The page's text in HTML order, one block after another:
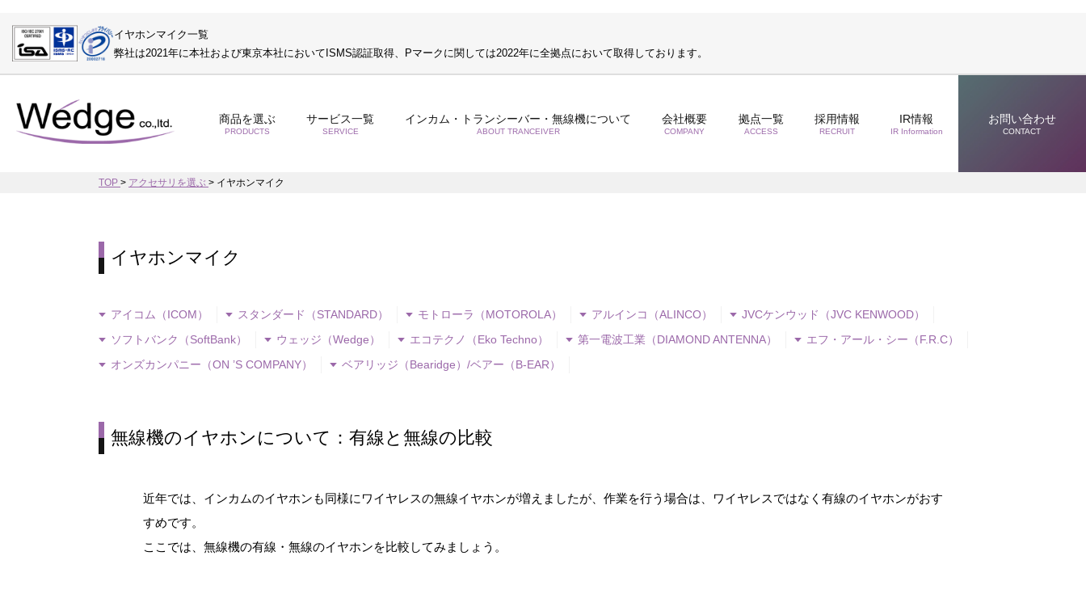
イヤホンマイク一覧
弊社は2021年に本社および東京本社においてISMS認証取得、Pマークに関しては2022年に全拠点において取得しております。
商品を選ぶ
PRODUCTS
サービス一覧
SERVICE
インカム・トランシーバー・無線機について
ABOUT TRANCEIVER
会社概要
COMPANY
拠点一覧
ACCESS
採用情報
RECRUIT
IR情報
IR Information
お問い合わせ
CONTACT
TOP > アクセサリを選ぶ > イヤホンマイク
イヤホンマイク
アイコム（ICOM） スタンダード（STANDARD） モトローラ（MOTOROLA） アルインコ（ALINCO）
JVCケンウッド（JVC KENWOOD）
ソフトバンク（SoftBank）
ウェッジ（Wedge） エコテクノ（Eko Techno） 第一電波工業（DIAMOND ANTENNA）
エフ・アール・シー（F.R.C）
オンズカンパニー（ON ’S COMPANY）
ベアリッジ（Bearidge）/ベアー（B-EAR）
無線機のイヤホンについて：有線と無線の比較
近年では、インカムのイヤホンも同様にワイヤレスの無線イヤホンが増えましたが、作業を行う場合は、ワイヤレスではなく有線のイヤホンがおす
すめです。
ここでは、無線機の有線・無線のイヤホンを比較してみましょう。